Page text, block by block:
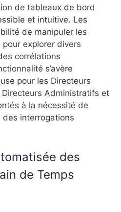
de tableaux de bord
et intuitive. Les
de manipuler les
explorer divers
corrélations
s’avère
pour les Directeurs
Directeurs Administratifs et
à la nécessité de
interrogations
des
de Temps